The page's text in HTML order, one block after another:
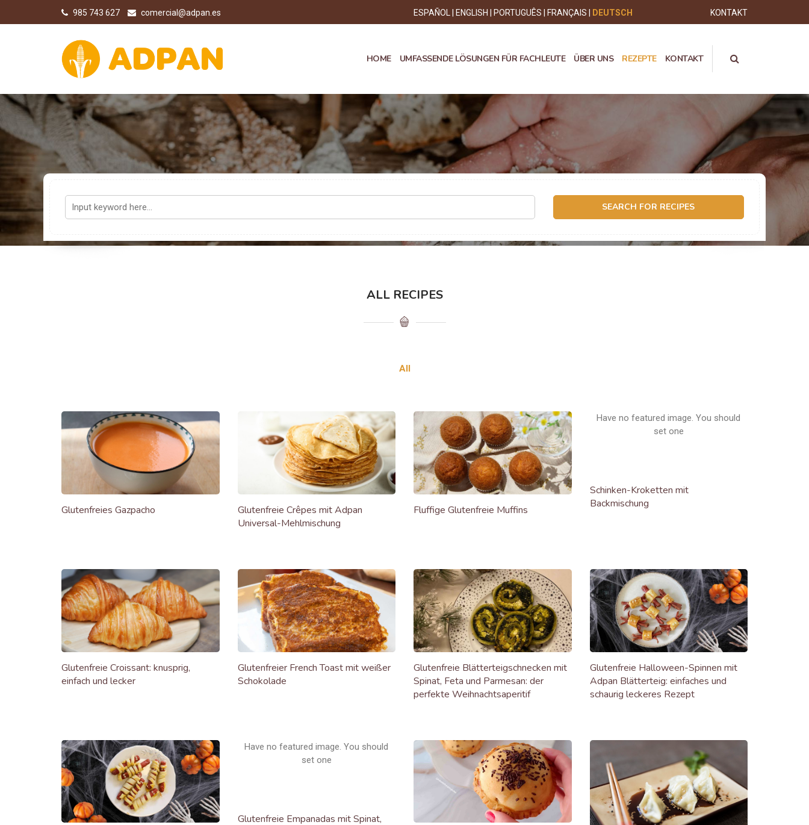
985 743 627 comercial@adpan.es KONTAKT
ESPAÑOL ENGLISH PORTUGUÊS FRANÇAIS DEUTSCH
HOME UMFASSENDE LÖSUNGEN FÜR FACHLEUTE ÜBER UNS REZEPTE KONTAKT
SEARCH FOR RECIPES
ALL RECIPES
All
Glutenfreies Gazpacho
Glutenfreie Crêpes mit Adpan
Universal-Mehlmischung
Fluffige Glutenfreie Muffins
Have no featured image. You should
set one
Schinken-Kroketten mit
Backmischung
Glutenfreie Croissant: knusprig,
einfach und lecker
Glutenfreier French Toast mit weißer
Schokolade
Glutenfreie Blätterteigschnecken mit
Spinat, Feta und Parmesan: der
perfekte Weihnachtsaperitif
Glutenfreie Halloween-Spinnen mit
Adpan Blätterteig: einfaches und
schaurig leckeres Rezept
Have no featured image. You should
set one
Glutenfreie Empanadas mit Spinat,